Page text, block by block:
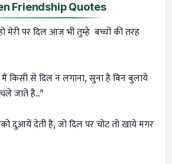
Friendship Quotes
मेरी पर दिल आज भी तुम्हे बच्चों की तरह
किसी से दिल न लगाना, सुना है बिन बुलाये
जाते है..”
दुआयें देती है, जो दिल पर चोट तो खाये मगर